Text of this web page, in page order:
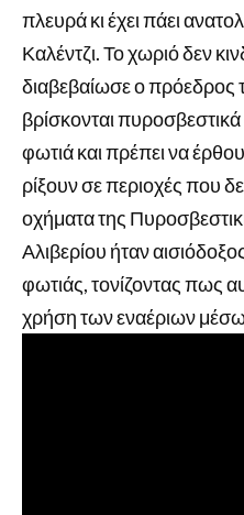
πλευρά κι έχει πάει
Καλέντζι. Το χωριό δεν
διαβεβαίωσε ο πρόεδρος
βρίσκονται
φωτιά και πρέπει να
ρίξουν σε περιοχές που
οχήματα της
Αλιβερίου ήταν
φωτιάς, τονίζοντας πως
χρήση των εναέριων